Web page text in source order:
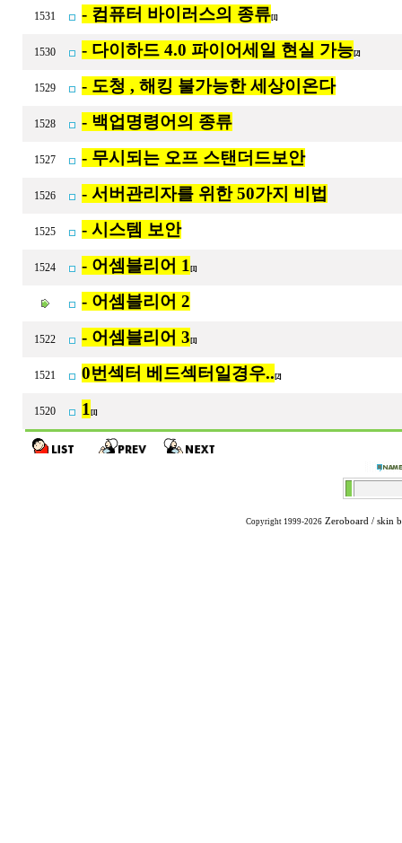
1531 - 컴퓨터 바이러스의 종류[1]
1530 - 다이하드 4.0 파이어세일 현실 가능[2]
1529 - 도청 , 해킹 불가능한 세상이온다
1528 - 백업명령어의 종류
1527 - 무시되는 오프 스탠더드보안
1526 - 서버관리자를 위한 50가지 비법
1525 - 시스템 보안
1524 - 어셈블리어 1 [1]
- 어셈블리어 2
1522 - 어셈블리어 3 [1]
1521 0번섹터 베드섹터일경우.. [2]
1520 1 [1]
Copyright 1999-2026 Zeroboard / skin